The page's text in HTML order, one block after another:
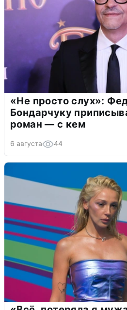
«Не просто слух»:
Бондарчуку
роман — с кем
6 августа 44